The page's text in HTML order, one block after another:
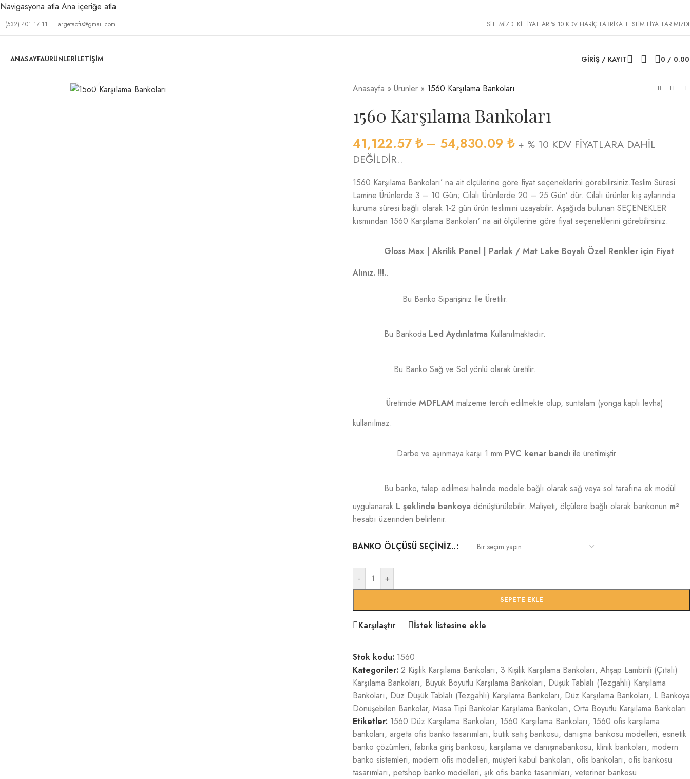
Navigasyona atla Ana içeriğe atla
(532) 401 17 11 argetaofis@gmail.com SİTEMİZDEKİ FİYATLAR % 10 KDV HARİÇ FABRİKA TESLİM
ANASAYFAÜRÜNLERİLETIŞIM GIRIŞ / KAYIT 0 /
Anasayfa » Ürünler » 1560 Karşılama Bankoları
1560 Karşılama Bankoları
41,122.57₺ – 54,830.09 ₺ + % 10 KDV FİYATLARA DAHİL
DEĞİLDİR..
1560 Karşılama Bankoları’ na ait ölçülerine göre fiyat seçeneklerini görebilirsiniz.Teslim Süresi
Lamine Ürünlerde 3 – 10 Gün; Cilalı Ürünlerde 20 – 25 Gün’ dür. Cilalı ürünler kış aylarında
kuruma süresi bağlı olarak 1-2 gün ürün teslimini uzayabilir. Aşağıda bulunan SEÇENEKLER
kısmından 1560 Karşılama Bankoları’ na ait ölçülerine göre fiyat seçeneklerini görebilirsiniz.
Gloss Max | Akrilik Panel | Parlak / Mat Lake Boyalı Özel Renkler için Fiyat
Alınız. !!!..
Bu Banko Siparişiniz İle Üretilir.
Bu Bankoda Led Aydınlatma Kullanılmaktadır.
Bu Banko Sağ ve Sol yönlü olarak üretilir.
Üretimde MDFLAM malzeme tercih edilmekte olup, suntalam (yonga kaplı levha)
kullanılmaz.
Darbe ve aşınmaya karşı 1 mm PVC kenar bandı ile üretilmiştir.
Bu banko, talep edilmesi halinde modele bağlı olarak sağ veya sol tarafına ek modül
uygulanarak L şeklinde bankoya dönüştürülebilir. Maliyeti, ölçülere bağlı olarak bankonun m²
hesabı üzerinden belirlenir.
BANKO ÖLÇÜSÜ SEÇINIZ..
- +
SEPETE EKLE
Karşılaştır İstek listesine ekle
Stok kodu: 1560
Kategoriler: 2 Kişilik Karşılama Bankoları, 3 Kişilik Karşılama Bankoları, Ahşap Lambirili (Çıtalı)
Karşılama Bankoları, Büyük Boyutlu Karşılama Bankoları, Düşük Tablalı (Tezgahlı) Karşılama
Bankoları, Düz Düşük Tablalı (Tezgahlı) Karşılama Bankoları, Düz Karşılama Bankoları, L Bankoya
Dönüşebilen Bankolar, Masa Tipi Bankolar Karşılama Bankoları, Orta Boyutlu Karşılama Bankoları
Etiketler: 1560 Düz Karşılama Bankoları, 1560 Karşılama Bankoları, 1560 ofis karşılama
bankoları, argeta ofis banko tasarımları, butik satış bankosu, danışma bankosu modelleri, esnetik
banko çözümleri, fabrika giriş bankosu, karşılama ve danışmabankosu, klinik bankoları, modern
banko sistemleri, modern ofis modelleri, müşteri kabul bankoları, ofis bankoları, ofis bankosu
tasarımları, petshop banko modelleri, şık ofis banko tasarımları, veteriner bankosu